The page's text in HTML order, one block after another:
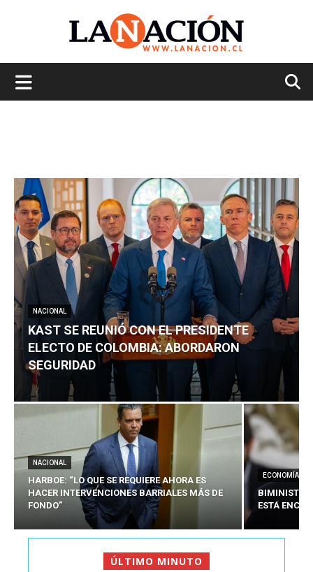
NACIONAL
KAST SE REUNIÓ CON EL PRESIDENTE
ELECTO DE COLOMBIA: ABORDARON
SEGURIDAD
NACIONAL
HARBOE: “LO QUE SE REQUIERE AHORA ES
HACER INTERVENCIONES BARRIALES MÁS DE
FONDO”
ECONOMÍA
BIMINISTRO
ESTÁ
ÚLTIMO MINUTO